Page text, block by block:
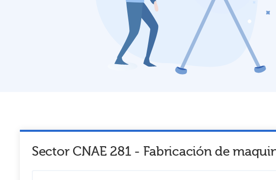
Sector CNAE 281- Fabricación de